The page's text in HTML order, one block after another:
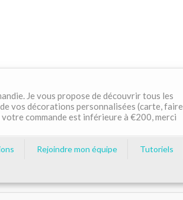
Je vous propose de découvrir tous les
vos décorations personnalisées (carte, faire
commande est inférieure à €200, merci
Rejoindre mon équipe Tutoriels